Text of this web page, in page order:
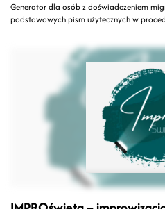
Generator dla osób z doświadczeniem
podstawowych pism użytecznych w